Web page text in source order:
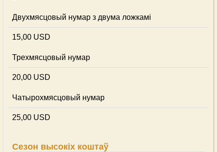
Двухмясцовый нумар з двума ложкамі
15,00 USD
Трехмясцовый нумар
20,00 USD
Чатырохмясцовый нумар
25,00 USD
Сезон высокіх коштаў